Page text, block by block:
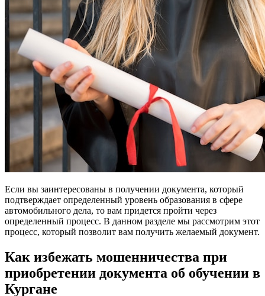
Если вы заинтересованы в получении документа, который
подтверждает определенный уровень образования в сфере
автомобильного дела, то вам придется пройти через
определенный процесс. В данном разделе мы рассмотрим этот
процесс, который позволит вам получить желаемый документ.
Как избежать мошенничества при
приобретении документа об обучении в
Кургане